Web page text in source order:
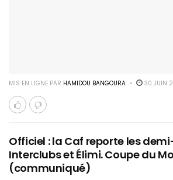
MIS EN LIGNE PAR HAMIDOU BANGOURA 30 JUIN
Officiel : la Caf reporte les
Interclubs et Élimi. Coupe du
(communiqué)